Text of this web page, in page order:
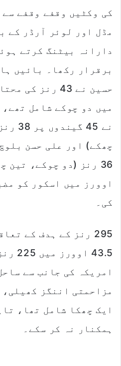
کی وکٹیں وقفے وقفے
مڈل اور لوئر آرڈر کے
دارانہ بیٹنگ کرتے
برقرار رکھا۔ بائیں
حسین نے 43
میں دو چوکے شامل
نے
36 رنز (دو چوکے،
اوورز میں اسکور کو
کی۔
295 رنز کے ہدف کے
43.5
مزاحمتی اننگز
ایک چھکا شامل تھا،
ہمکنار نہ کر سکے۔